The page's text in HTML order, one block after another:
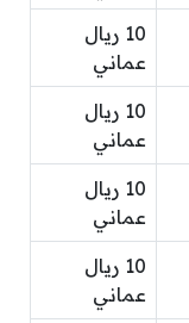
10 ريال
عماني
10 ريال
عماني
10 ريال
عماني
10 ريال
عماني